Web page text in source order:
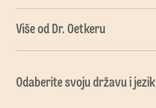
Više od Dr. Oetkeru
Odaberite svoju državu i jezik